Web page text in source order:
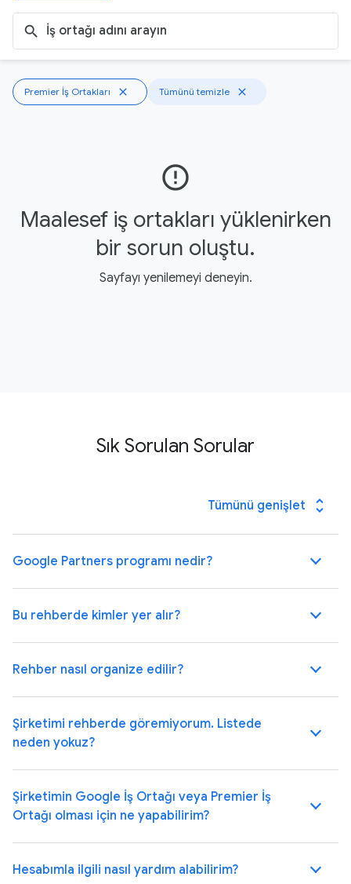
search
Premier İş Ortakları close Tümünü temizle close
error_outline
Maalesef iş ortakları yüklenirken
bir sorun oluştu.
Sayfayı yenilemeyi deneyin.
Sık Sorulan Sorular
Tümünü genişlet unfold_more
Google Partners programı nedir?
Bu rehberde kimler yer alır?
Rehber nasıl organize edilir?
Şirketimi rehberde göremiyorum. Listede
neden yokuz?
Şirketimin Google İş Ortağı veya Premier İş
Ortağı olması için ne yapabilirim?
Hesabımla ilgili nasıl yardım alabilirim?